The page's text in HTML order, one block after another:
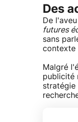
Des
De
futures
sans
contexte
Malgré
publicité
stratégie